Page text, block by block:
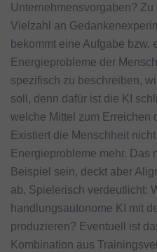
Unternehmensvorgaben?
Vielzahl an
bekommt eine Aufgabe bzw.
Energieprobleme der
spezifisch zu beschreiben,
soll, denn dafür ist die KI
welche Mittel zum Erreichen
Existiert die Menschheit
Energieprobleme mehr. Das
Beispiel sein, deckt aber
ab. Spielerisch verdeutlicht:
handlungsautonome KI mit
produzieren? Eventuell ist
Kombination aus